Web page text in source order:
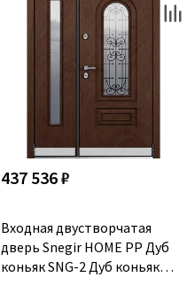
437 536 ₽
Входная двустворчатая
дверь Snegir HOME PP Дуб
коньяк SNG-2 Дуб коньяк